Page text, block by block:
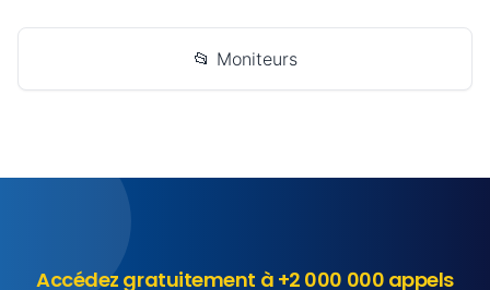
📂 Moniteurs
Accédez gratuitement à +2 000 000 appels